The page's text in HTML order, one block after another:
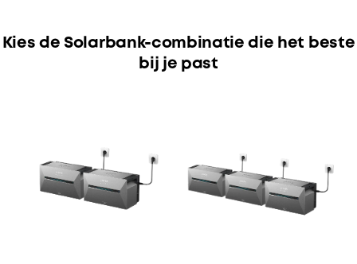
Kies de Solarbank-combinatie die het beste
bij je past